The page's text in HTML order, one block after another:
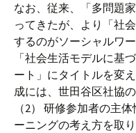
なお、従来、「多問題
ってきたが、より「社
するのがソーシャルワ
「社会生活モデルに基
ート」にタイトルを変
成には、世田谷区社協
（2） 研修参加者の主
ーニングの考え方を取